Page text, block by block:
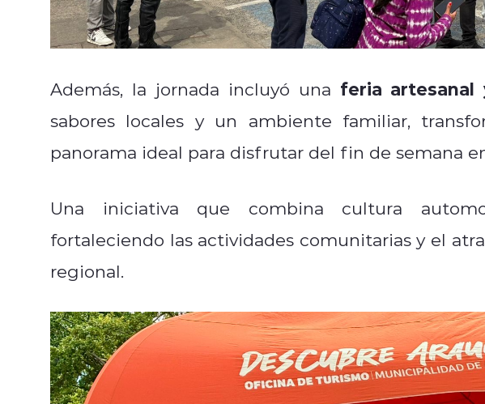
Además, la jornada incluyó una feria
sabores locales y un ambiente familiar,
panorama ideal para disfrutar del fin de semana
Una iniciativa que combina cultura
fortaleciendo las actividades comunitarias y el
regional.